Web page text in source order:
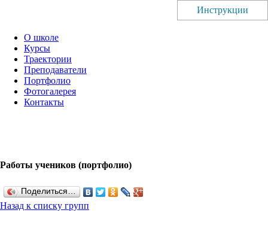
О школе
Курсы
Траектории
Преподаватели
Портфолио
Фотогалерея
Контакты
Работы учеников (портфолио)
Поделиться…
Назад к списку групп
Инструкции